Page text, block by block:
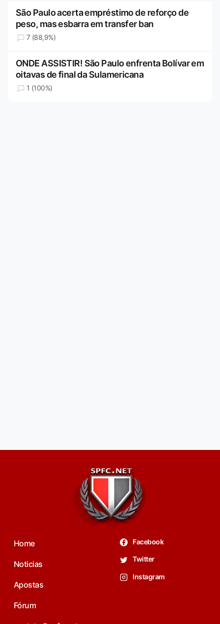
São Paulo acerta empréstimo de reforço de
peso, mas esbarra em transfer ban
7 (88,9%)
ONDE ASSISTIR! São Paulo enfrenta Bolívar em
oitavas de final da Sulamericana
1 (100%)
Home
Noticias
Apostas
Fórum
Facebook
Twitter
Instagram